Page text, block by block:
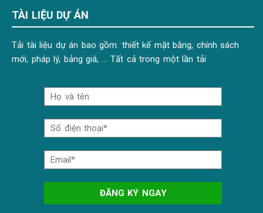
TÀI LIỆU DỰ ÁN
Tải tài liệu dự án bao gồm: thiết kế mặt bằng, chính sách
mới, pháp lý, bảng giá, … Tất cả trong một lần tải